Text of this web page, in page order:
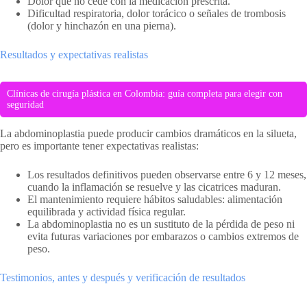
Dificultad respiratoria, dolor torácico o señales de trombosis
(dolor y hinchazón en una pierna).
Resultados y expectativas realistas
Clínicas de cirugía plástica en Colombia: guía completa para elegir con
seguridad
La abdominoplastia puede producir cambios dramáticos en la silueta,
pero es importante tener expectativas realistas:
Los resultados definitivos pueden observarse entre 6 y 12 meses,
cuando la inflamación se resuelve y las cicatrices maduran.
El mantenimiento requiere hábitos saludables: alimentación
equilibrada y actividad física regular.
La abdominoplastia no es un sustituto de la pérdida de peso ni
evita futuras variaciones por embarazos o cambios extremos de
peso.
Testimonios, antes y después y verificación de resultados